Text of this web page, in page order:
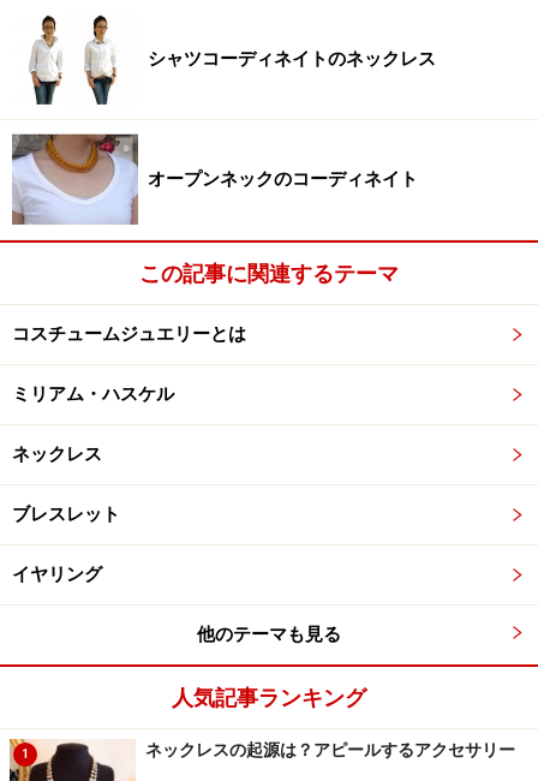
シャツコーディネイトのネックレス
オープンネックのコーディネイト
この記事に関連するテーマ
コスチュームジュエリーとは
ミリアム・ハスケル
ネックレス
ブレスレット
イヤリング
他のテーマも見る
人気記事ランキング
1 ネックレスの起源は？アピールするアクセサリー